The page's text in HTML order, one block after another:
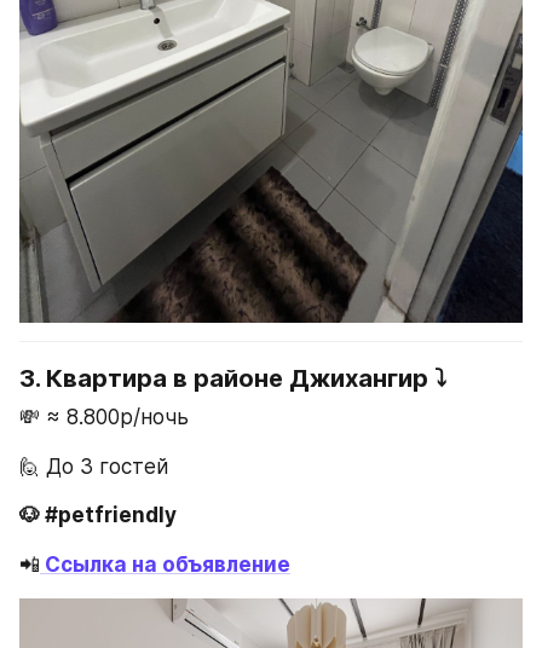
3. Квартира в районе Джихангир ⤵️
💸 ≈ 8.800р/ночь
🙋 До 3 гостей
🐶 #petfriendly
📲 Ссылка на объявление